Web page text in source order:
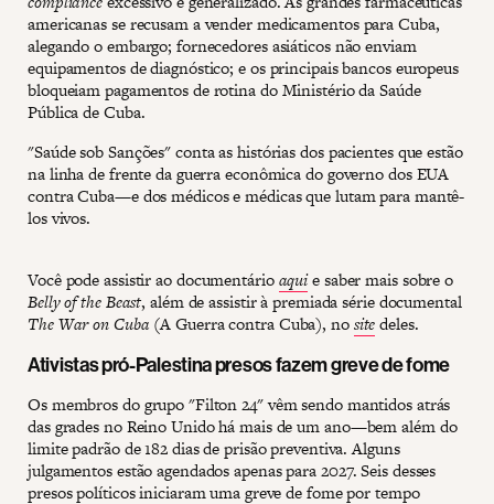
americanas se recusam a vender medicamentos para Cuba,
alegando o embargo; fornecedores asiáticos não enviam
equipamentos de diagnóstico; e os principais bancos europeus
bloqueiam pagamentos de rotina do Ministério da Saúde
Pública de Cuba.
"Saúde sob Sanções" conta as histórias dos pacientes que estão
na linha de frente da guerra econômica do governo dos EUA
contra Cuba—e dos médicos e médicas que lutam para mantê-
los vivos.
Você pode assistir ao documentárioaquie saber mais sobre o
Belly of the Beast, além de assistir à premiada série documental
The War on Cuba (A Guerra contra Cuba), nositedeles.
Ativistas pró-Palestina presos fazem greve de fome
Os membros do grupo "Filton 24" vêm sendo mantidos atrás
das grades no Reino Unido há mais de um ano—bem além do
limite padrão de 182 dias de prisão preventiva. Alguns
julgamentos estão agendados apenas para 2027. Seis desses
presos políticos iniciaram uma greve de fome por tempo